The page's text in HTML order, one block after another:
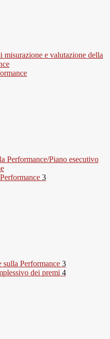
misurazione e valutazione della
Performance/Piano esecutivo
3
sulla Performance 3
dei premi 4